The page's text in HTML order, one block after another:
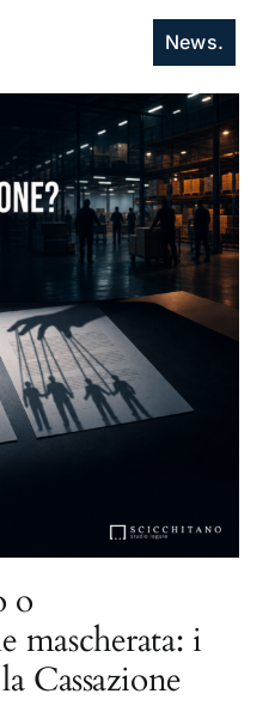
News.
o
mascherata: i
Cassazione